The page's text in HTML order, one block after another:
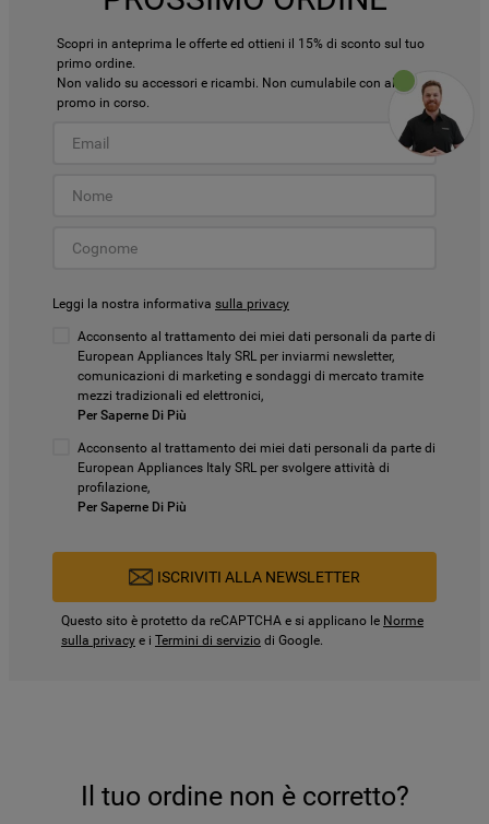
Scopri in anteprima le offerte ed ottieni il 15% di sconto sul tuo
primo ordine.
Non valido su accessori e ricambi. Non cumulabile con altre
promo in corso.
Leggi la nostra informativa sulla privacy
Acconsento al trattamento dei miei dati personali da parte di
European Appliances Italy SRL per inviarmi newsletter,
comunicazioni di marketing e sondaggi di mercato tramite
mezzi tradizionali ed elettronici,
Per Saperne Di Più
Acconsento al trattamento dei miei dati personali da parte di
European Appliances Italy SRL per svolgere attività di
profilazione,
Per Saperne Di Più
ISCRIVITI ALLA NEWSLETTER
Questo sito è protetto da reCAPTCHA e si applicano le Norme
sulla privacy e i Termini di servizio di Google.
Il tuo ordine non è corretto?